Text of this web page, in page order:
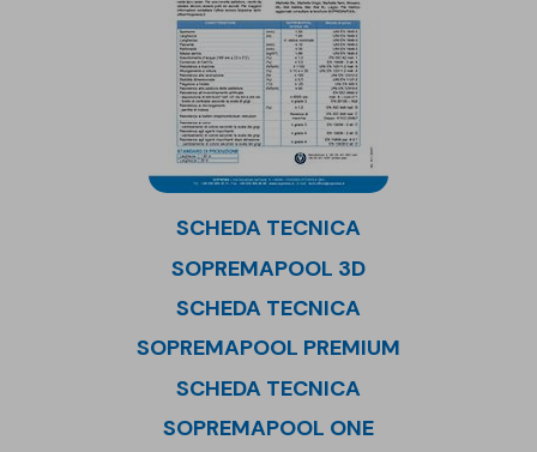
SCHEDA TECNICA
SOPREMAPOOL 3D
SCHEDA TECNICA
SOPREMAPOOL PREMIUM
SCHEDA TECNICA
SOPREMAPOOL ONE